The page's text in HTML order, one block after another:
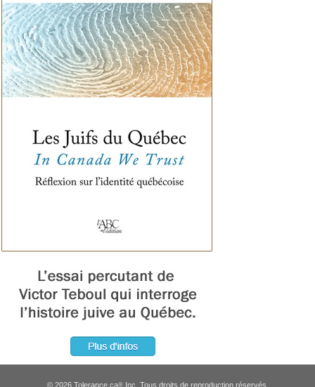
© 2026 Tolerance.ca®Inc. Tous droits de reproduction réservés.